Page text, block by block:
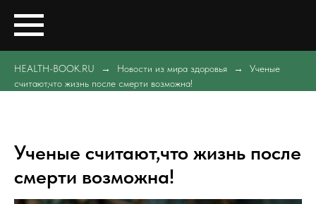
HEALTH-BOOK.RU Новости из мира здоровья
Ученые
считают,что жизнь после смерти возможна!
Ученые считают,что жизнь после
смерти возможна!